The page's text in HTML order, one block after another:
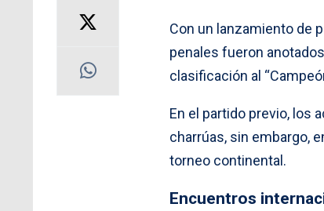
Con un lanzamiento de
penales fueron
clasificación al
En el partido previo, los
charrúas, sin embargo,
torneo continental.
Encuentros